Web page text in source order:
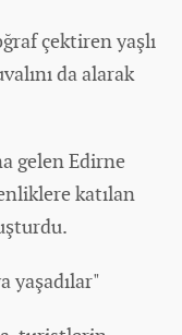
çektiren yaşlı
da alarak
gelen Edirne
katılan
yaşadılar"